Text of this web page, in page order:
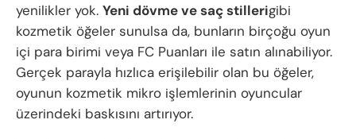
yenilikler yok. Yeni dövme ve saç stillerigibi
kozmetik öğeler sunulsa da, bunların birçoğu oyun
içi para birimi veya FC Puanları ile satın alınabiliyor.
Gerçek parayla hızlıca erişilebilir olan bu öğeler,
oyunun kozmetik mikro işlemlerinin oyuncular
üzerindeki baskısını artırıyor.